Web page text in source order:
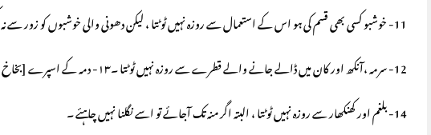
11- خوشبو کسی بھی قسم کی ہو اس کے استعمال سے روزہ نہیں ٹوٹتا ، لیکن دھونی والی خوشبوں کو زور سے نہ کھینچے ۔
12- سرمہ ،آنکھ اور کان میں ڈالے جانے والے قطرے سے روزہ نہیں ٹوٹتا ۔۱۳- دمہ کے اسپرے [بخاخ ] سے روزہ نہیں ٹوٹتا ۔
14- بلغم اور کھنکھار سے روزہ نہیں ٹوٹتا ، البتہ اگر منہ تک آجائے تو اسے نگلنا نہیں چاہئے ۔